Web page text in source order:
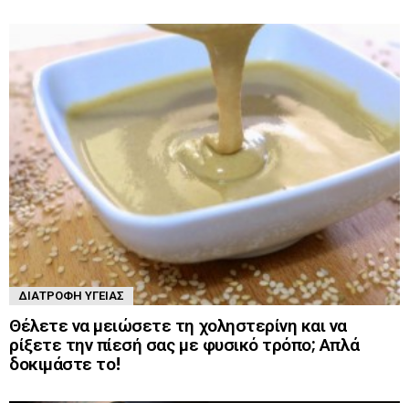
ΔΙΑΤΡΟΦΉ ΥΓΕΊΑΣ
Θέλετε να μειώσετε τη χοληστερίνη και να
ρίξετε την πίεσή σας με φυσικό τρόπο; Απλά
δοκιμάστε το!